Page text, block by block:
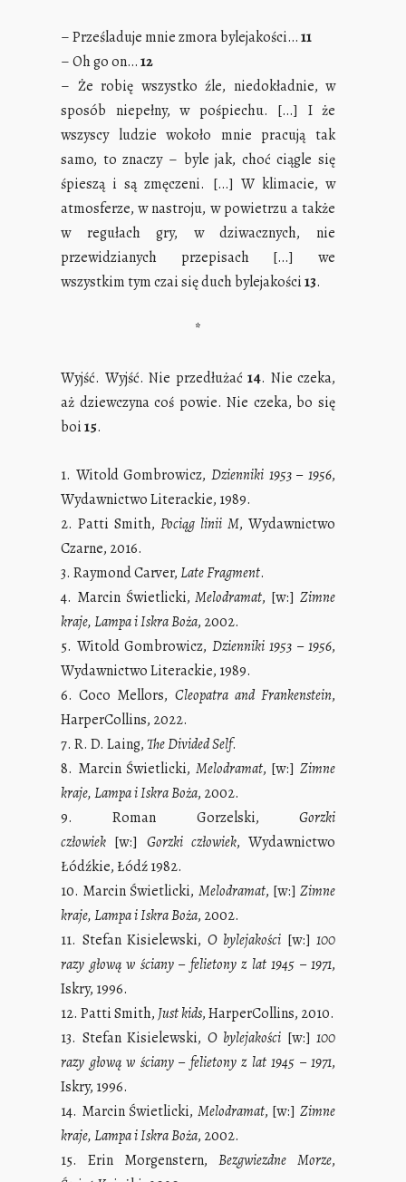
– Prześladuje mnie zmora bylejakości…11
– Oh go on…12
– Że robię wszystko źle, niedokładnie, w
sposób niepełny, w pośpiechu. […] I że
wszyscy ludzie wokoło mnie pracują tak
samo, to znaczy – byle jak, choć ciągle się
śpieszą i są zmęczeni. […] W klimacie, w
atmosferze, w nastroju, w powietrzu a także
w regułach gry, w dziwacznych, nie
przewidzianych przepisach […] we
wszystkim tym czai się duch bylejakości13.
*
Wyjść. Wyjść. Nie przedłużać 14. Nie czeka,
aż dziewczyna coś powie. Nie czeka, bo się
boi15.
1. Witold Gombrowicz, Dzienniki 1953 – 1956,
Wydawnictwo Literackie, 1989.
2. Patti Smith, Pociąg linii M, Wydawnictwo
Czarne, 2016.
3. Raymond Carver,Late Fragment.
4. Marcin Świetlicki,Melodramat, [w:]Zimne
kraje, Lampa i Iskra Boża, 2002.
5. Witold Gombrowicz, Dzienniki 1953 – 1956,
Wydawnictwo Literackie, 1989.
6. Coco Mellors, Cleopatra and Frankenstein,
HarperCollins, 2022.
7. R. D. Laing,The Divided Self.
8. Marcin Świetlicki, Melodramat, [w:]Zimne
kraje, Lampa i Iskra Boża, 2002.
9. Roman Gorzelski, Gorzki
człowiek [w:] Gorzki człowiek, Wydawnictwo
Łódźkie, Łódź 1982.
10. Marcin Świetlicki, Melodramat, [w:]Zimne
kraje, Lampa i Iskra Boża, 2002.
11. Stefan Kisielewski, O bylejakości [w:] 100
razy głową w ściany – felietony z lat 1945 – 1971,
Iskry, 1996.
12. Patti Smith, Just kids, HarperCollins, 2010.
13. Stefan Kisielewski, O bylejakości [w:] 100
razy głową w ściany – felietony z lat 1945 – 1971,
Iskry, 1996.
14. Marcin Świetlicki, Melodramat, [w:]Zimne
kraje, Lampa i Iskra Boża, 2002.
15. Erin Morgenstern, Bezgwiezdne Morze,